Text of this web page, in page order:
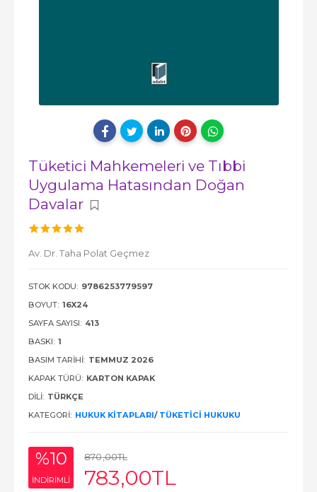
Tüketici Mahkemeleri ve Tıbbi
Uygulama Hatasından Doğan
Davalar
Av. Dr. Taha Polat Geçmez
STOK KODU: 9786253779597
BOYUT: 16X24
SAYFA SAYISI: 413
BASKI: 1
BASIM TARIHI: TEMMUZ 2026
KAPAK TÜRÜ: KARTON KAPAK
DILI: TÜRKÇE
KATEGORI: HUKUK KITAPLARI/ TÜKETICI HUKUKU
%10
INDIRIMLI
870,00TL
783,00TL